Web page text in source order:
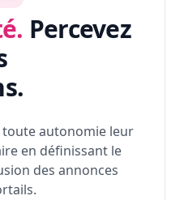
Percevez
autonomie leur
en définissant le
des annonces